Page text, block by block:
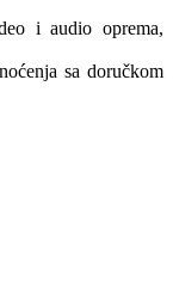
i audio oprema,
sa doručkom